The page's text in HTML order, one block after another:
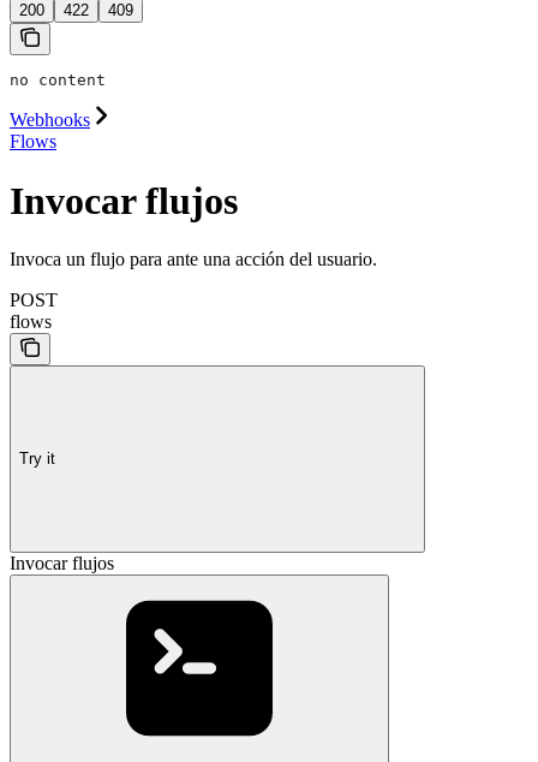
200 422 409
no content
Webhooks
Flows
Invocar flujos
Invoca un flujo para ante una acción del usuario.
POST
flows
Try it
Invocar flujos